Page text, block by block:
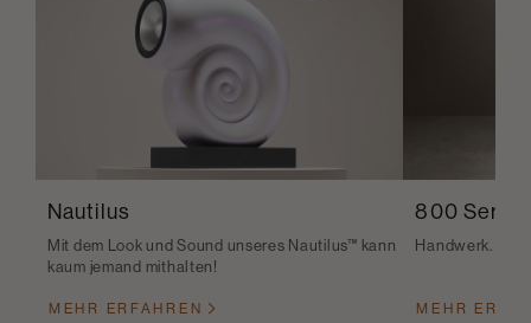
Nautilus
Mit dem Look und Sound unseres Nautilus™ kann
kaum jemand mithalten!
MEHR ERFAHREN
800 Serie
Handwerk.
MEHR